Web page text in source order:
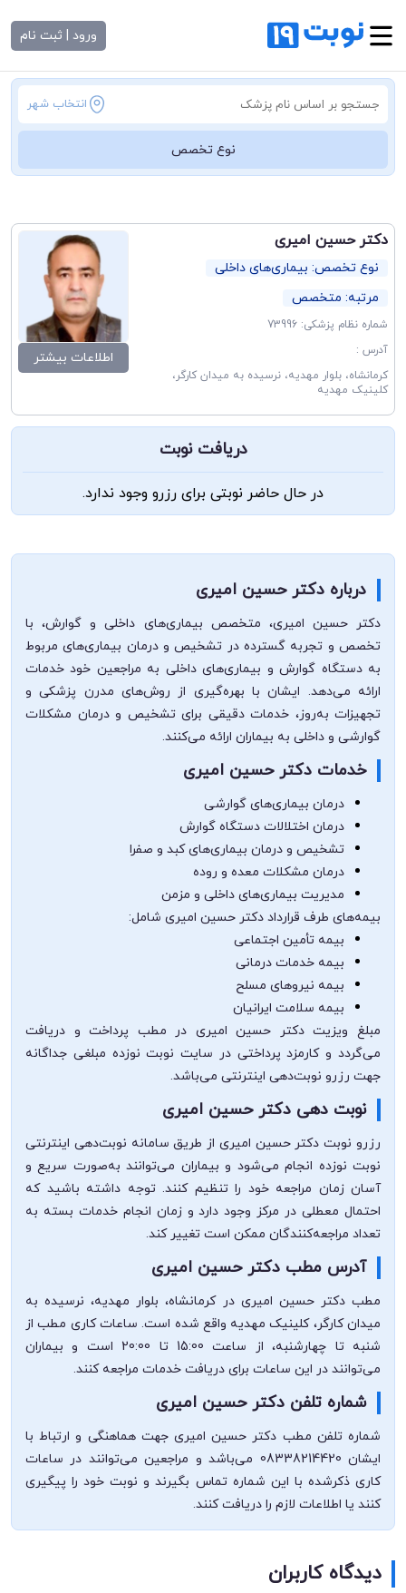
ورود | ثبت نام
انتخاب شهر
نوع تخصص
دکتر حسین امیری
نوع تخصص: بیماری‌های داخلی
مرتبه: متخصص
شماره نظام پزشکی: 73996
آدرس :
کرمانشاه، بلوار مهدیه، نرسیده به میدان کارگر،
کلینیک مهدیه
اطلاعات بیشتر
دریافت نوبت
در حال حاضر نوبتی برای رزرو وجود ندارد.
درباره دکتر حسین امیری
دکتر حسین امیری، متخصص بیماری‌های داخلی و گوارش، با
تخصص و تجربه گسترده در تشخیص و درمان بیماری‌های مربوط
به دستگاه گوارش و بیماری‌های داخلی به مراجعین خود خدمات
ارائه می‌دهد. ایشان با بهره‌گیری از روش‌های مدرن پزشکی و
تجهیزات به‌روز، خدمات دقیقی برای تشخیص و درمان مشکلات
گوارشی و داخلی به بیماران ارائه می‌کنند.
خدمات دکتر حسین امیری
درمان بیماری‌های گوارشی
درمان اختلالات دستگاه گوارش
تشخیص و درمان بیماری‌های کبد و صفرا
درمان مشکلات معده و روده
مدیریت بیماری‌های داخلی و مزمن
بیمه‌های طرف قرارداد دکتر حسین امیری شامل:
بیمه تأمین اجتماعی
بیمه خدمات درمانی
بیمه نیروهای مسلح
بیمه سلامت ایرانیان
مبلغ ویزیت دکتر حسین امیری در مطب پرداخت و دریافت
می‌گردد و کارمزد پرداختی در سایت نوبت نوزده مبلغی جداگانه
جهت رزرو نوبت‌دهی اینترنتی می‌باشد.
نوبت دهی دکتر حسین امیری
رزرو نوبت دکتر حسین امیری از طریق سامانه نوبت‌دهی اینترنتی
نوبت نوزده انجام می‌شود و بیماران می‌توانند به‌صورت سریع و
آسان زمان مراجعه خود را تنظیم کنند. توجه داشته باشید که
احتمال معطلی در مرکز وجود دارد و زمان انجام خدمات بسته به
تعداد مراجعه‌کنندگان ممکن است تغییر کند.
آدرس مطب دکتر حسین امیری
مطب دکتر حسین امیری در کرمانشاه، بلوار مهدیه، نرسیده به
میدان کارگر، کلینیک مهدیه واقع شده است. ساعات کاری مطب از
شنبه تا چهارشنبه، از ساعت 15:00 تا 20:00 است و بیماران
می‌توانند در این ساعات برای دریافت خدمات مراجعه کنند.
شماره تلفن دکتر حسین امیری
شماره تلفن مطب دکتر حسین امیری جهت هماهنگی و ارتباط با
ایشان 08338214420 می‌باشد و مراجعین می‌توانند در ساعات
کاری ذکرشده با این شماره تماس بگیرند و نوبت خود را پیگیری
کنند یا اطلاعات لازم را دریافت کنند.
دیدگاه کاربران